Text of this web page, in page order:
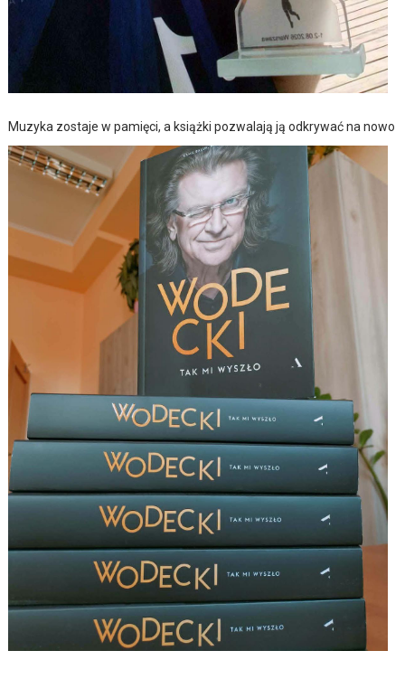
Muzyka zostaje w pamięci, a książki pozwalają ją odkrywać na nowo